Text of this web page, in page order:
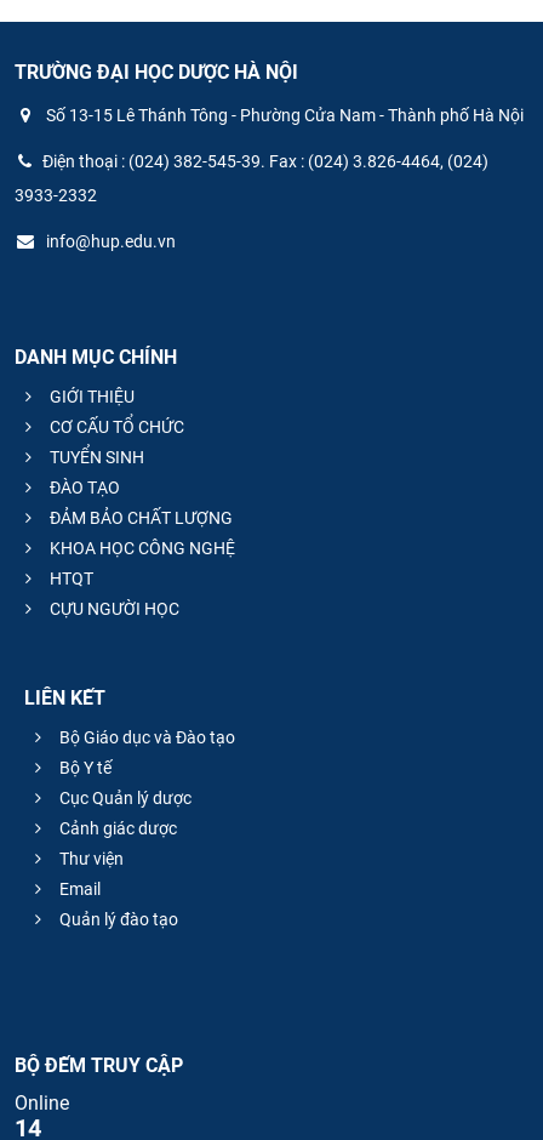
TRƯỜNG ĐẠI HỌC DƯỢC HÀ NỘI
Số 13-15 Lê Thánh Tông - Phường Cửa Nam - Thành phố Hà Nội
Điện thoại : (024) 382-545-39. Fax : (024) 3.826-4464, (024)
3933-2332
info@hup.edu.vn
DANH MỤC CHÍNH
GIỚI THIỆU
CƠ CẤU TỔ CHỨC
TUYỂN SINH
ĐÀO TẠO
ĐẢM BẢO CHẤT LƯỢNG
KHOA HỌC CÔNG NGHỆ
HTQT
CỰU NGƯỜI HỌC
LIÊN KẾT
Bộ Giáo dục và Đào tạo
Bộ Y tế
Cục Quản lý dược
Cảnh giác dược
Thư viện
Email
Quản lý đào tạo
BỘ ĐẾM TRUY CẬP
Online
14